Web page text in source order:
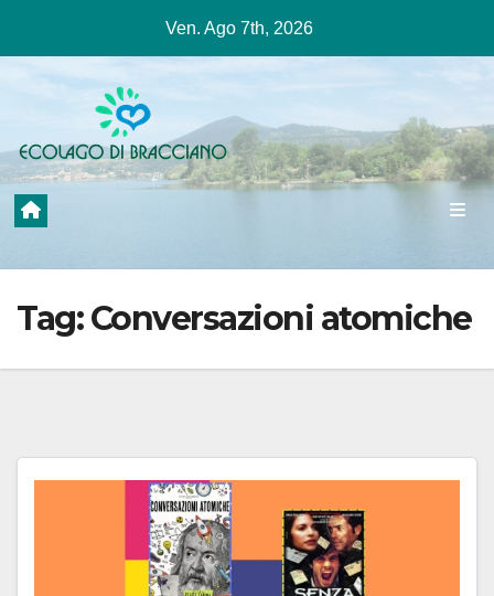
contenuto
Ven. Ago 7th, 2026
Tag:Conversazioni atomiche